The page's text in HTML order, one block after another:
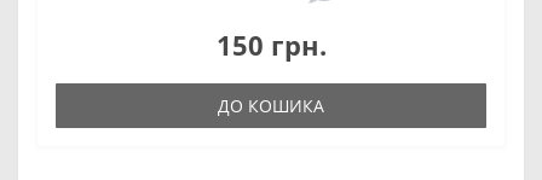
150 грн.
ДО КОШИКА